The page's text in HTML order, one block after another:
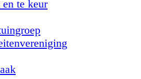
te keur